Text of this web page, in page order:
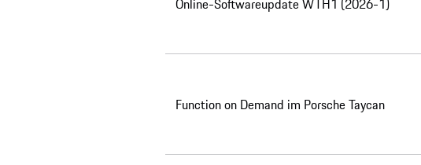
Function on Demand im Porsche Taycan